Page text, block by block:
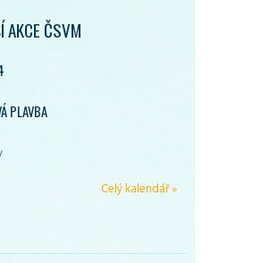
AKCE ČSVM
PLAVBA
Celý kalendář »